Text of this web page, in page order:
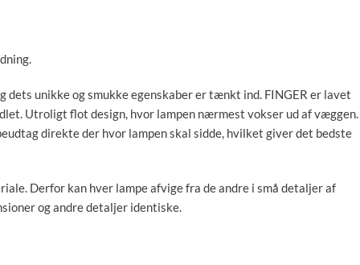
dets unikke og smukke egenskaber er tænkt ind. FINGER er lavet
Utroligt flot design, hvor lampen nærmest vokser ud af væggen.
direkte der hvor lampen skal sidde, hvilket giver det bedste
Derfor kan hver lampe afvige fra de andre i små detaljer af
og andre detaljer identiske.